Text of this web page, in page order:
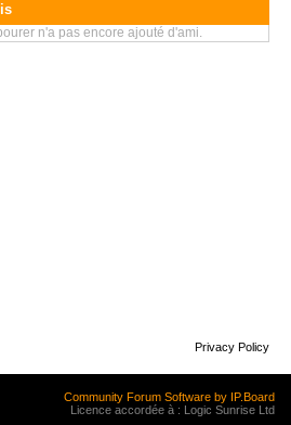
n'a pas encore ajouté d'ami.
Privacy Policy
Community Forum Software by IP.Board
Licence accordée à : Logic Sunrise Ltd